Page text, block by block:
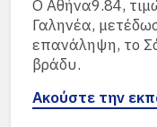
Ο Αθήνα9.84,
Γαληνέα,
επανάληψη, το
βράδυ.
Ακούστε την